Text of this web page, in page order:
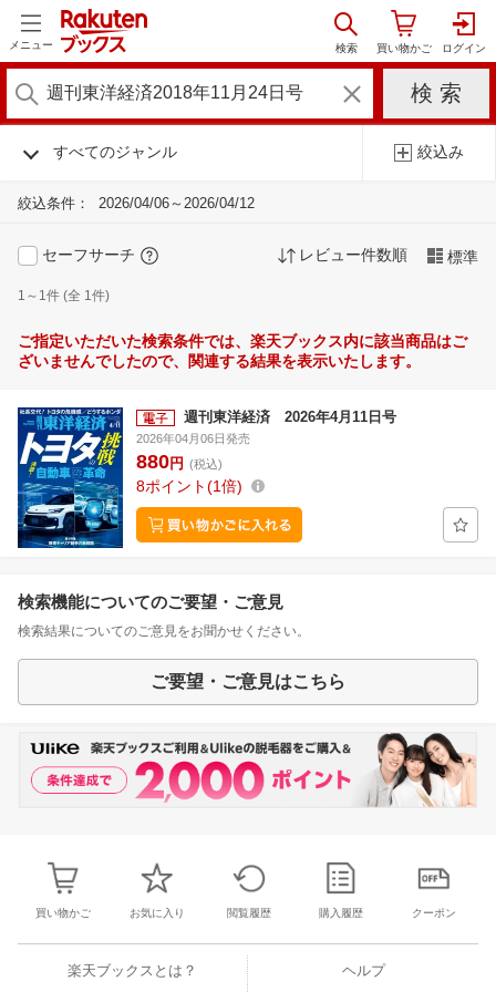
メニュー
すべてのジャンル 絞込み
絞込条件： 2026/04/06～2026/04/12
セーフサーチ レビュー件数順 標準
1～1件 (全 1件)
ご指定いただいた検索条件では、楽天ブックス内に該当商品はご
ざいませんでしたので、関連する結果を表示いたします。
週刊東洋経済 2026年4月11日号
2026年04月06日発売
880円 (税込)
8ポイント 1倍
検索機能についてのご要望・ご意見
検索結果についてのご意見をお聞かせください。
ご要望・ご意見はこちら
買い物かご お気に入り 閲覧履歴 購入履歴 クーポン
楽天ブックスとは？ ヘルプ